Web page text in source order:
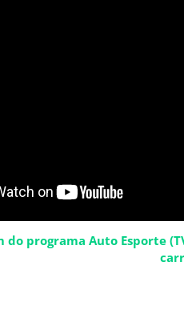
do programa Auto Esporte